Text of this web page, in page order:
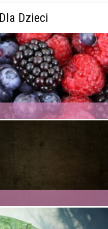
Dzieci